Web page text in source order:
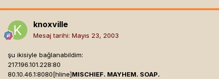
knoxville
Mesaj tarihi: Mayıs 23, 2003
şu ikisiyle bağlanabildim:
217.196.101.228:80
80.10.46.1:8080[hline]MISCHIEF. MAYHEM. SOAP.